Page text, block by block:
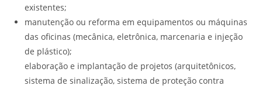
existentes;
manutenção ou reforma em equipamentos ou máquinas
das oficinas (mecânica, eletrônica, marcenaria e injeção
de plástico);
elaboração e implantação de projetos (arquitetônicos,
sistema de sinalização, sistema de proteção contra